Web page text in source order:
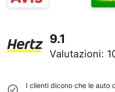
9.1
Valutazioni:
I clienti dicono che le auto